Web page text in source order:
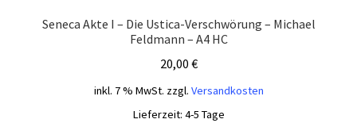
Seneca Akte I – Die Ustica-Verschwörung – Michael
Feldmann – A4 HC
20,00 €
inkl. 7 % MwSt. zzgl. Versandkosten
Lieferzeit: 4-5 Tage